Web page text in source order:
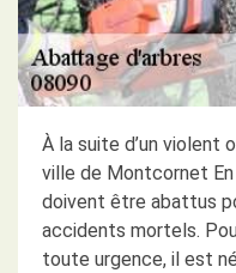
À la suite d’un violent
ville de Montcornet
doivent être abattus
accidents mortels.
toute urgence, il est